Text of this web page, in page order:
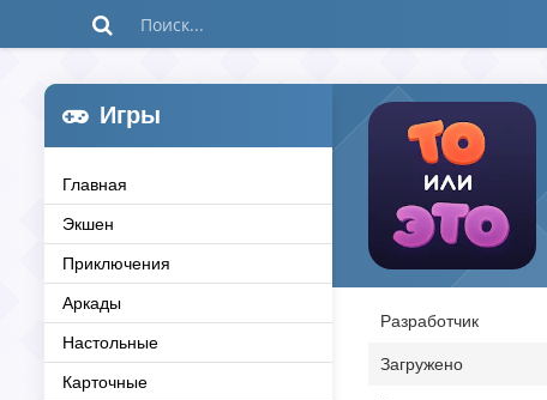
Игры
Главная
Экшен
Приключения
Аркады
Настольные
Карточные
Разработчик
Загружено